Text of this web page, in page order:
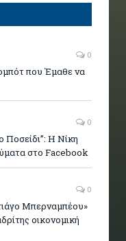
0
που Έμαθε να
0
Ποσείδι”: Η Νίκη
στο Facebook
0
Μπερναμπέου»
οικονομική